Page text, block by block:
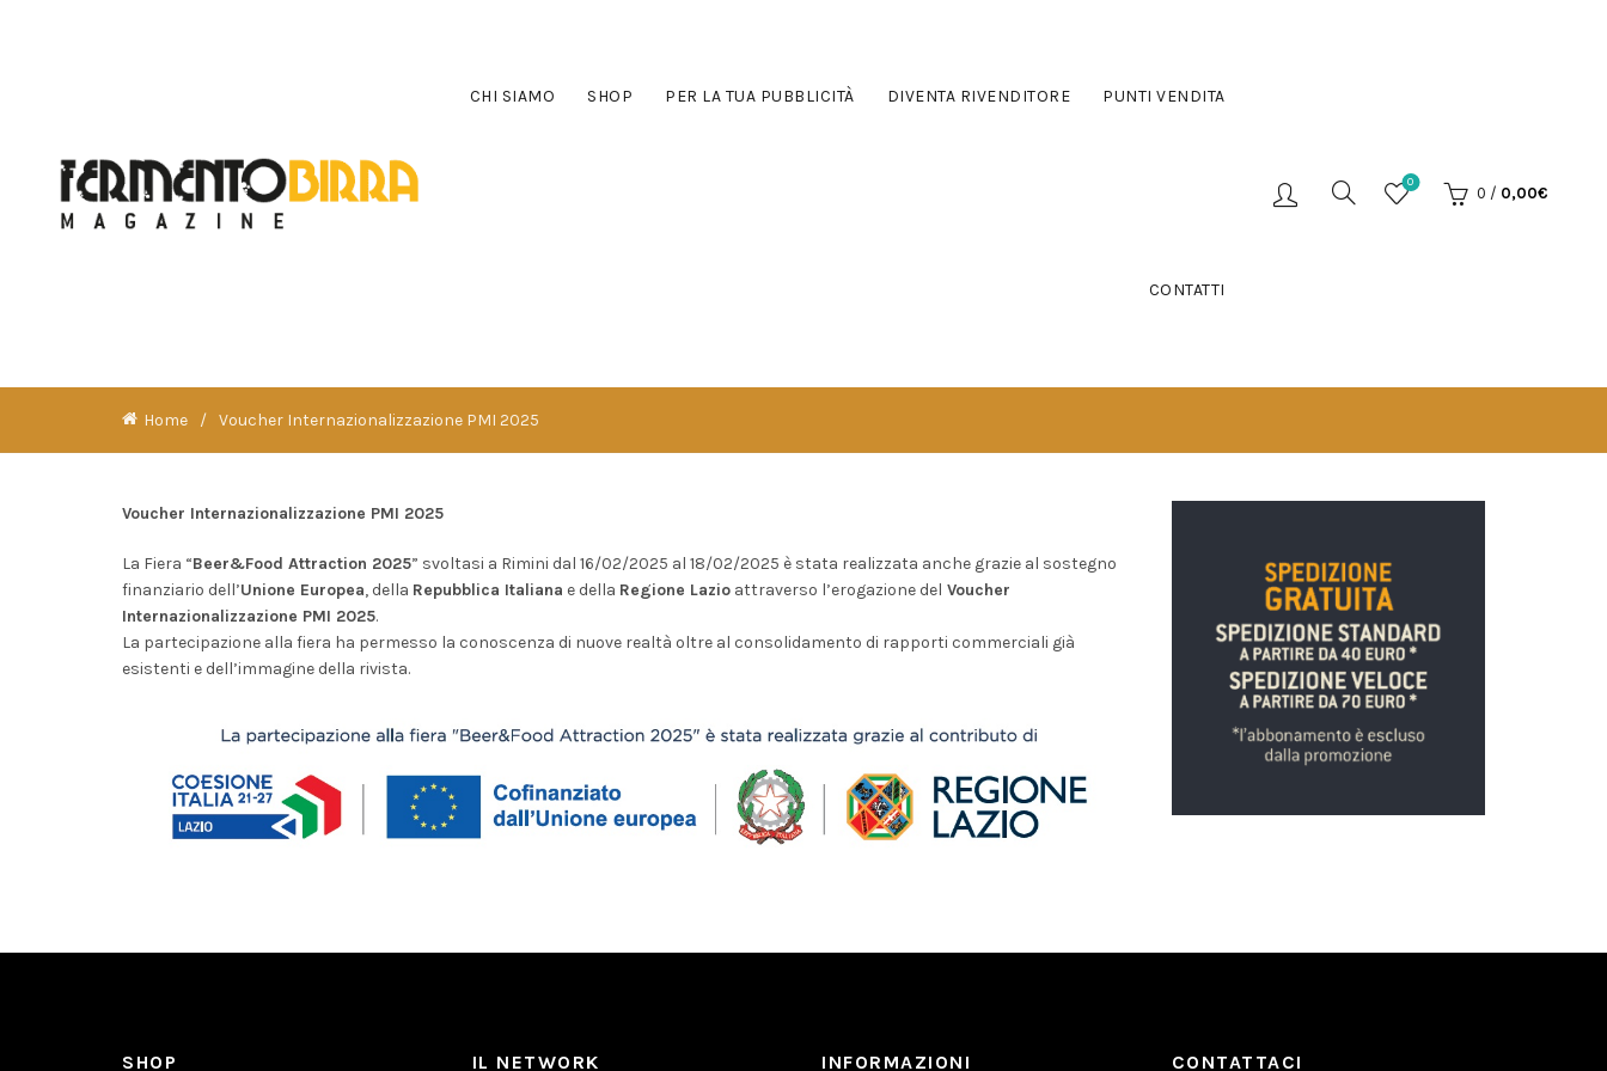
CHI SIAMO SHOP PER LA TUA PUBBLICITÀ DIVENTA RIVENDITORE PUNTI VENDITA
CONTATTI
0
0 / 0,00€
Home Voucher Internazionalizzazione PMI 2025
Voucher Internazionalizzazione PMI 2025
La Fiera “Beer&Food Attraction 2025” svoltasi a Rimini dal 16/02/2025 al 18/02/2025 è stata realizzata anche grazie al sostegno
finanziario dell’Unione Europea, della Repubblica Italiana e della Regione Lazio attraverso l’erogazione del Voucher
Internazionalizzazione PMI 2025.
La partecipazione alla fiera ha permesso la conoscenza di nuove realtà oltre al consolidamento di rapporti commerciali già
esistenti e dell’immagine della rivista.
SHOP IL NETWORK INFORMAZIONI CONTATTACI